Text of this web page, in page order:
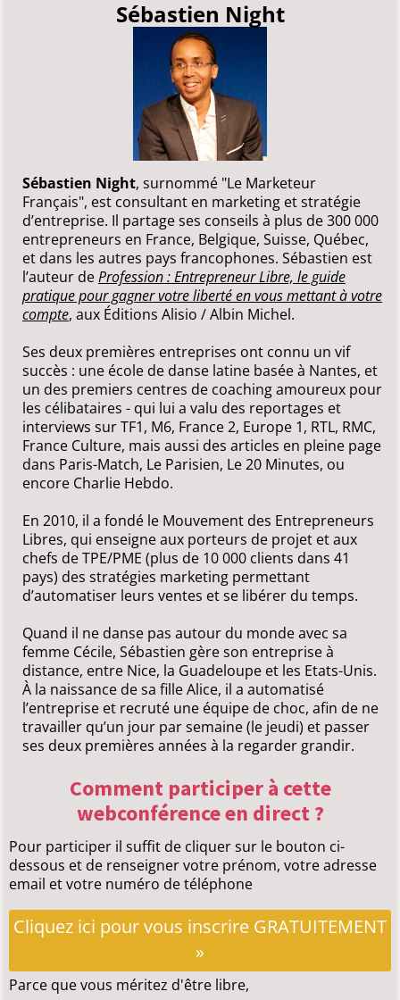
Sébastien Night
Sébastien Night, surnommé "Le Marketeur
Français", est consultant en marketing et stratégie
d’entreprise. Il partage ses conseils à plus de 300 000
entrepreneurs en France, Belgique, Suisse, Québec,
et dans les autres pays francophones. Sébastien est
l’auteur deProfession : Entrepreneur Libre, le guide
pratique pour gagner votre liberté en vous mettant à votre
compte, aux Éditions Alisio / Albin Michel.
Ses deux premières entreprises ont connu un vif
succès : une école de danse latine basée à Nantes, et
un des premiers centres de coaching amoureux pour
les célibataires - qui lui a valu des reportages et
interviews sur TF1, M6, France 2, Europe 1, RTL, RMC,
France Culture, mais aussi des articles en pleine page
dans Paris-Match, Le Parisien, Le 20 Minutes, ou
encore Charlie Hebdo.
En 2010, il a fondé le Mouvement des Entrepreneurs
Libres, qui enseigne aux porteurs de projet et aux
chefs de TPE/PME (plus de 10 000 clients dans 41
pays) des stratégies marketing permettant
d’automatiser leurs ventes et se libérer du temps.
Quand il ne danse pas autour du monde avec sa
femme Cécile, Sébastien gère son entreprise à
distance, entre Nice, la Guadeloupe et les Etats-Unis.
À la naissance de sa fille Alice, il a automatisé
l’entreprise et recruté une équipe de choc, afin de ne
travailler qu’un jour par semaine (le jeudi) et passer
ses deux premières années à la regarder grandir.
Comment participer à cette
webconférence en direct ?
Pour participer il suffit de cliquer sur le bouton ci-
dessous et de renseigner votre prénom, votre adresse
email et votre numéro de téléphone
Cliquez ici pour vous inscrire GRATUITEMENT
»
Parce que vous méritez d'être libre,